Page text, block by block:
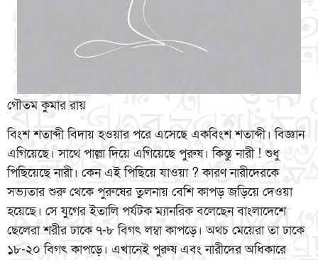
গৌতম কুমার রায়
বিংশ শতাব্দী বিদায় হওয়ার পরে এসেছে একবিংশ শতাব্দী। বিজ্ঞান
এগিয়েছে। সাথে পাল্লা দিয়ে এগিয়েছে পুরুষ। কিন্তু নারী ! শুধু
পিছিয়েছে নারী। কেন এই পিছিয়ে যাওয়া ? কারণ নারীদেরকে
সভ্যতার শুরু থেকে পুরুষের তুলনায় বেশি কাপড় জড়িয়ে দেওয়া
হয়েছে। সে যুগের ইতালি পর্যটক ম্যানরিক বলেছেন বাংলাদেশে
ছেলেরা শরীর ঢাকে ৭-৮ বিগৎ লম্বা কাপড়ে। অথচ মেয়েরা তা ঢাকে
১৮-২০ বিগৎ কাপড়ে। এখানেই পুরুষ এবং নারীদের অধিকারে